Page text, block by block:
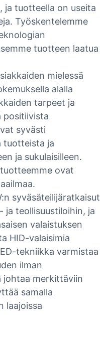
ja tuotteella on useita
Työskentelemme
tuotteen laatua
mielessä
alalla
tarpeet ja
positiivista
syvästi
tuotteista ja
ja sukulaisilleen.
ovat
syväsäteilijäratkaisut
ja teollisuustiloihin, ja
valaistuksen
HID-valaisimia
tekniikka varmistaa
ilman
johtaa merkittäviin
samalla
laajoissa